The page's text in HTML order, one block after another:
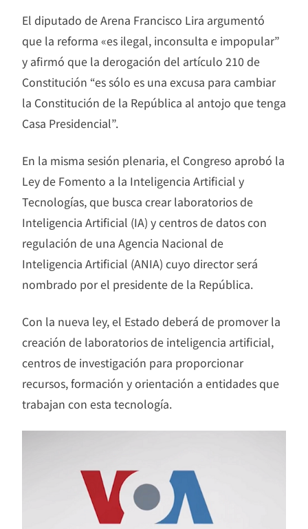
El diputado de Arena Francisco Lira argumentó
que la reforma «es ilegal, inconsulta e impopular”
y afirmó que la derogación del artículo 210 de
Constitución “es sólo es una excusa para cambiar
la Constitución de la República al antojo que tenga
Casa Presidencial”.
En la misma sesión plenaria, el Congreso aprobó la
Ley de Fomento a la Inteligencia Artificial y
Tecnologías, que busca crear laboratorios de
Inteligencia Artificial (IA) y centros de datos con
regulación de una Agencia Nacional de
Inteligencia Artificial (ANIA) cuyo director será
nombrado por el presidente de la República.
Con la nueva ley, el Estado deberá de promover la
creación de laboratorios de inteligencia artificial,
centros de investigación para proporcionar
recursos, formación y orientación a entidades que
trabajan con esta tecnología.